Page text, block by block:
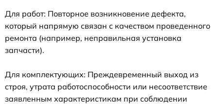
Для работ: Повторное возникновение дефекта,
который напрямую связан с качеством проведенного
ремонта (например, неправильная установка
запчасти).
Для комплектующих: Преждевременный выход из
строя, утрата работоспособности или несоответствие
заявленным характеристикам при соблюдении